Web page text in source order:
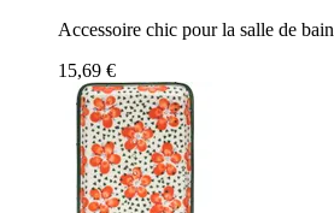
Accessoire chic pour la salle de bain
15,69 €